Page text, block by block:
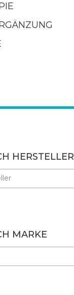
HERSTELLER
MARKE